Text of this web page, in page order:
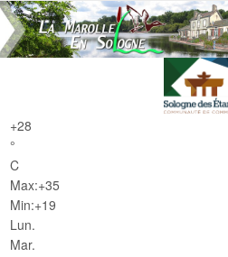
Passer
vers
le
+28
°
C
Max:+35
Min:+19
Lun.
Mar.